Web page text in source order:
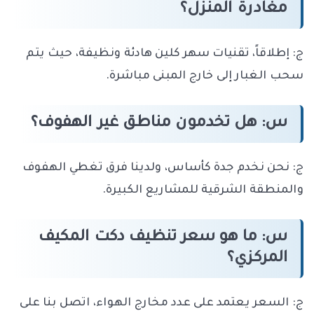
مغادرة المنزل؟
ج: إطلاقاً، تقنيات سهر كلين هادئة ونظيفة، حيث يتم
سحب الغبار إلى خارج المبنى مباشرة.
س: هل تخدمون مناطق غير الهفوف؟
ج: نحن نخدم جدة كأساس، ولدينا فرق تغطي الهفوف
والمنطقة الشرقية للمشاريع الكبيرة.
س: ما هو سعر تنظيف دكت المكيف
المركزي؟
ج: السعر يعتمد على عدد مخارج الهواء، اتصل بنا على